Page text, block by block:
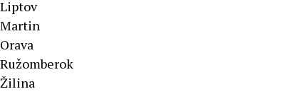
Liptov
Martin
Orava
Ružomberok
Žilina